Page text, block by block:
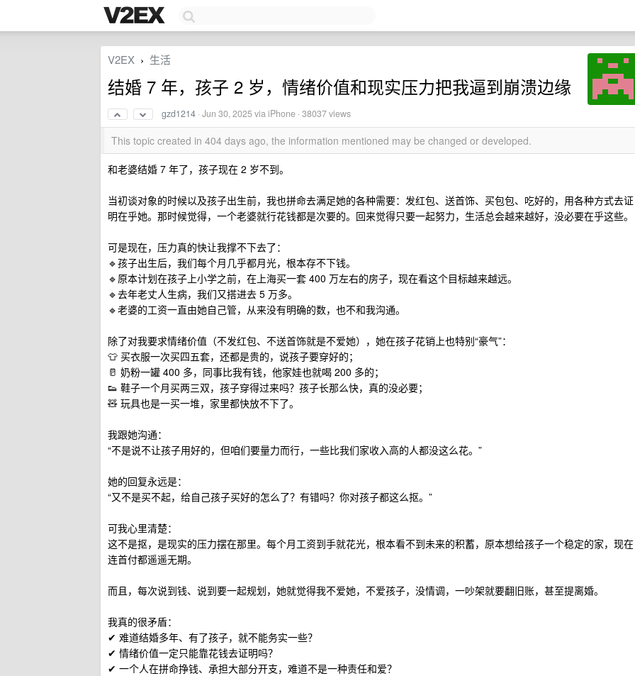
V2EX › 生活
结婚 7 年，孩子 2 岁，情绪价值和现实压力把我逼到崩溃边缘
gzd1214 ·Jun 30, 2025via iPhone · 38037 views
This topic created in 404 days ago, the information mentioned may be changed or developed.
和老婆结婚 7 年了，孩子现在 2 岁不到。
当初谈对象的时候以及孩子出生前，我也拼命去满足她的各种需要：发红包、送首饰、买包包、吃好的，用各种方式去证
明在乎她。那时候觉得，一个老婆就行花钱都是次要的。回来觉得只要一起努力，生活总会越来越好，没必要在乎这些。
可是现在，压力真的快让我撑不下去了：
🔹孩子出生后，我们每个月几乎都月光，根本存不下钱。
🔹原本计划在孩子上小学之前，在上海买一套 400 万左右的房子，现在看这个目标越来越远。
🔹去年老丈人生病，我们又搭进去 5 万多。
🔹老婆的工资一直由她自己管，从来没有明确的数，也不和我沟通。
除了对我要求情绪价值（不发红包、不送首饰就是不爱她），她在孩子花销上也特别“豪气”：
👕 买衣服一次买四五套，还都是贵的，说孩子要穿好的；
🥛 奶粉一罐 400 多，同事比我有钱，他家娃也就喝 200 多的；
👟 鞋子一个月买两三双，孩子穿得过来吗？孩子长那么快，真的没必要；
🧸 玩具也是一买一堆，家里都快放不下了。
我跟她沟通：
“不是说不让孩子用好的，但咱们要量力而行，一些比我们家收入高的人都没这么花。”
她的回复永远是：
“又不是买不起，给自己孩子买好的怎么了？有错吗？你对孩子都这么抠。”
可我心里清楚：
这不是抠，是现实的压力摆在那里。每个月工资到手就花光，根本看不到未来的积蓄，原本想给孩子一个稳定的家，现在
连首付都遥遥无期。
而且，每次说到钱、说到要一起规划，她就觉得我不爱她，不爱孩子，没情调，一吵架就要翻旧账，甚至提离婚。
我真的很矛盾：
✔ 难道结婚多年、有了孩子，就不能务实一些？
✔ 情绪价值一定只能靠花钱去证明吗？
✔ 一个人在拼命挣钱、承担大部分开支，难道不是一种责任和爱？